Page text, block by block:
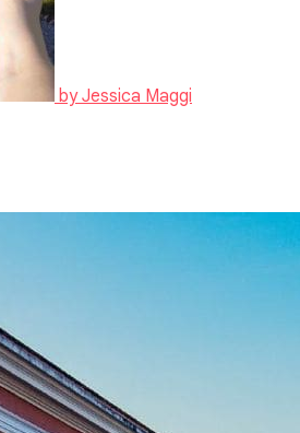
byJessica Maggi